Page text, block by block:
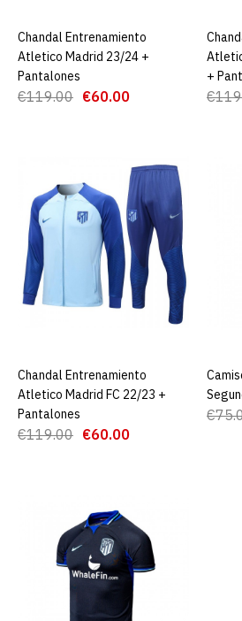
€89.00
ADD
AGREGAR AL CARRO
Chandal Entrenamiento
Atletico Madrid 23/24 +
Pantalones
€119.00 €60.00
+
AGREGAR AL CARRO
Chandal Entrenamiento
Atletico Madrid FC 22/23 +
Pantalones
€119.00 €60.00